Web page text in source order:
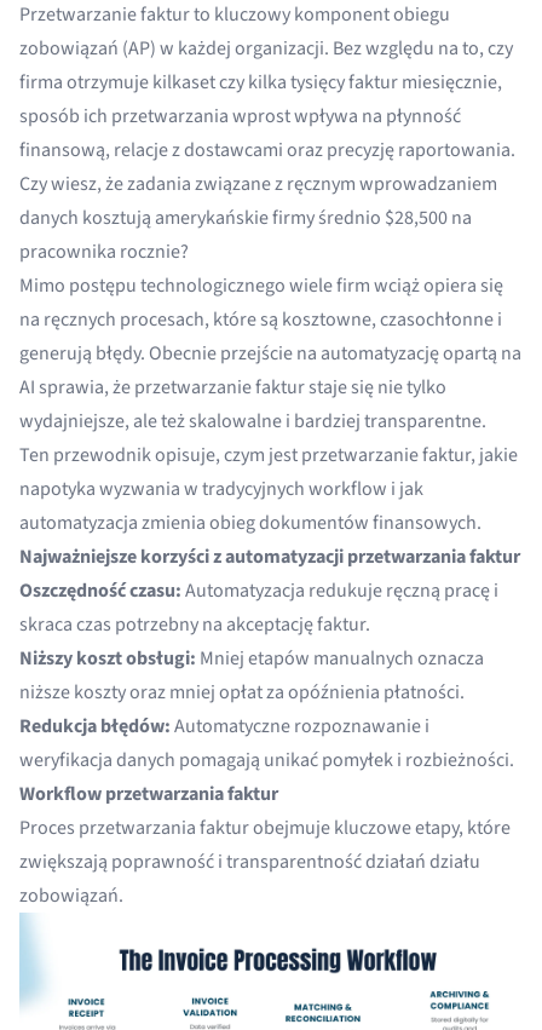
Przetwarzanie faktur to kluczowy komponent obiegu
zobowiązań (AP) w każdej organizacji. Bez względu na to, czy
firma otrzymuje kilkaset czy kilka tysięcy faktur miesięcznie,
sposób ich przetwarzania wprost wpływa na płynność
finansową, relacje z dostawcami oraz precyzję raportowania.
Czy wiesz, że zadania związane z ręcznym wprowadzaniem
danych kosztują amerykańskie firmy średnio $28,500 na
pracownika rocznie?
Mimo postępu technologicznego wiele firm wciąż opiera się
na ręcznych procesach, które są kosztowne, czasochłonne i
generują błędy. Obecnie przejście na automatyzację opartą na
AI sprawia, że przetwarzanie faktur staje się nie tylko
wydajniejsze, ale też skalowalne i bardziej transparentne.
Ten przewodnik opisuje, czym jest przetwarzanie faktur, jakie
napotyka wyzwania w tradycyjnych workflow i jak
automatyzacja zmienia obieg dokumentów finansowych.
Najważniejsze korzyści z automatyzacji przetwarzania faktur
Oszczędność czasu:Automatyzacja redukuje ręczną pracę i
skraca czas potrzebny na akceptację faktur.
Niższy koszt obsługi: Mniej etapów manualnych oznacza
niższe koszty oraz mniej opłat za opóźnienia płatności.
Redukcja błędów:Automatyczne rozpoznawanie i
weryfikacja danych pomagają unikać pomyłek i rozbieżności.
Workflow przetwarzania faktur
Proces przetwarzania faktur obejmuje kluczowe etapy, które
zwiększają poprawność i transparentność działań działu
zobowiązań.